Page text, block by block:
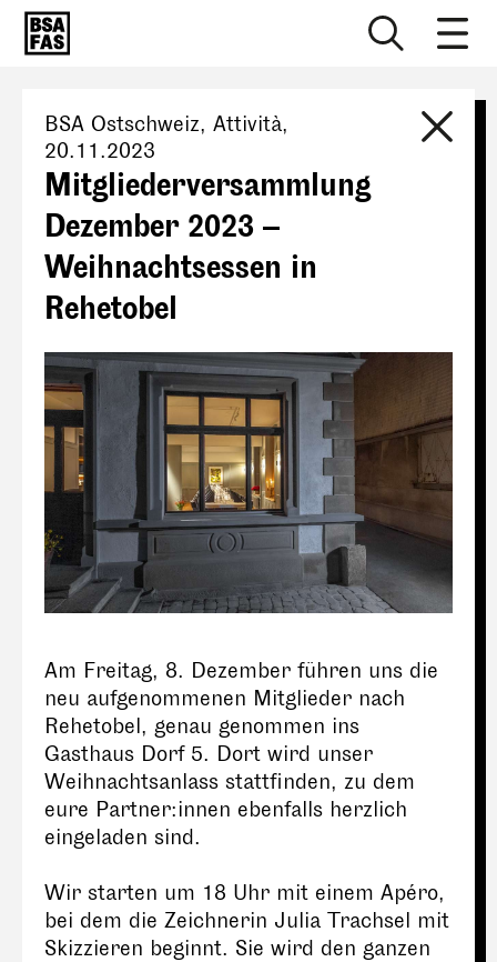
BSA Ostschweiz, Attività,
20.11.2023
Mitgliederversammlung
Dezember 2023 –
Weihnachtsessen in
Rehetobel
Am Freitag, 8. Dezember führen uns die
neu aufgenommenen Mitglieder nach
Rehetobel, genau genommen ins
Gasthaus Dorf 5. Dort wird unser
Weihnachtsanlass stattfinden, zu dem
eure Partner:innen ebenfalls herzlich
eingeladen sind.
Wir starten um 18 Uhr mit einem Apéro,
bei dem die Zeichnerin Julia Trachsel mit
Skizzieren beginnt. Sie wird den ganzen